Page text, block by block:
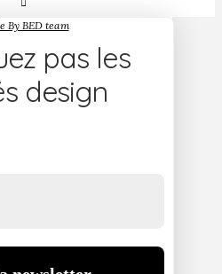
By BED team
pas les
design